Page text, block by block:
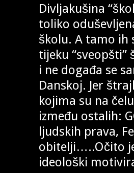
Divljakušina
toliko
školu. A tamo ih
tijeku
i ne događa se
Danskoj. Jer
kojima su na
između ostalih:
ljudskih prava,
obitelji…..Očito
ideološki